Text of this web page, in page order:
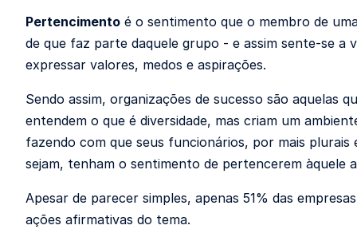
Pertencimento é o sentimento que o membro de
de que faz parte daquele grupo - e assim sente-se a
expressar valores, medos e aspirações.
Sendo assim, organizações de sucesso são aquelas
entendem o que é diversidade, mas criam um
fazendo com que seus funcionários, por mais plurais
sejam, tenham o sentimento de pertencerem àquele
Apesar de parecer simples, apenas 51% das
ações afirmativas do tema.